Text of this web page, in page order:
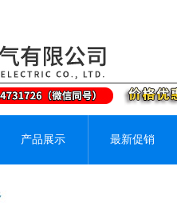
产品展示 最新促销